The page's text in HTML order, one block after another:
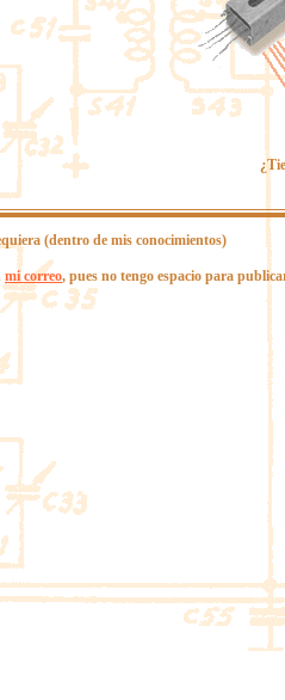
(dentro de mis conocimientos)
mi correo, pues no tengo espacio para